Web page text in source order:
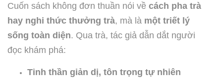
Cuốn sách không đơn thuần nói về cách pha trà
hay nghi thức thưởng trà, mà là một triết lý
sống toàn diện. Qua trà, tác giả dẫn dắt người
đọc khám phá:
Tinh thần giản dị, tôn trọng tự nhiên